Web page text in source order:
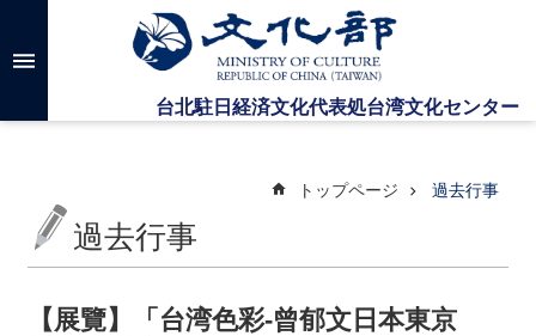
メインのコンテンツブロックにジャンプします
高
検
台
トップページ 過去行事
過去行事
【展覽】「台湾色彩-曾郁文日本東京